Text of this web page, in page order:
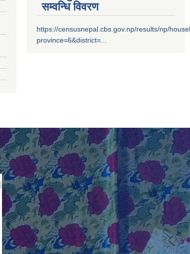
सम्वन्धि विवरण
https://censusnepal.cbs.gov.np/results/np/
province=6&district=...